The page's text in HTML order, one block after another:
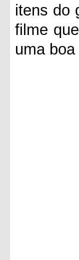
itens do
filme
uma